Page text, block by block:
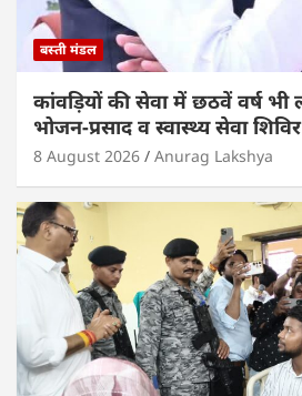
बस्ती मंडल
कांवड़ियों की सेवा में छठवें वर्ष भी
भोजन-प्रसाद व स्वास्थ्य सेवा शिविर
8 August 2026 Anurag Lakshya